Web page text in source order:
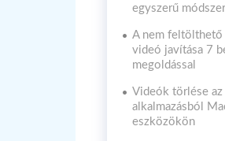
egyszerű
A nem feltölthető
videó javítása 7
megoldással
Videók törlése
alkalmazásból
eszközökön